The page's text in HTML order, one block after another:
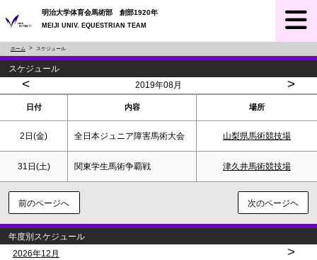
明治大学体育会馬術部 創部1920年
MEIJI UNIV. EQUESTRIAN TEAM
ホーム スケジュール
スケジュール
< 2019年08月 >
日付 内容 場所
2日(金) 全日本ジュニア障害馬術大会 山梨県馬術競技場
31日(土) 関東学生馬術争覇戦 津久井馬術競技場
前のページへ 次のページヘ
年度別スケジュール
2026年12月
>